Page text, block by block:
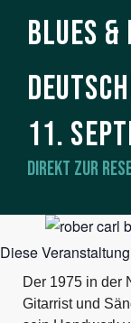
Blues
11.
Direkt zur
Diese
Der 1975 in der
Gitarrist und